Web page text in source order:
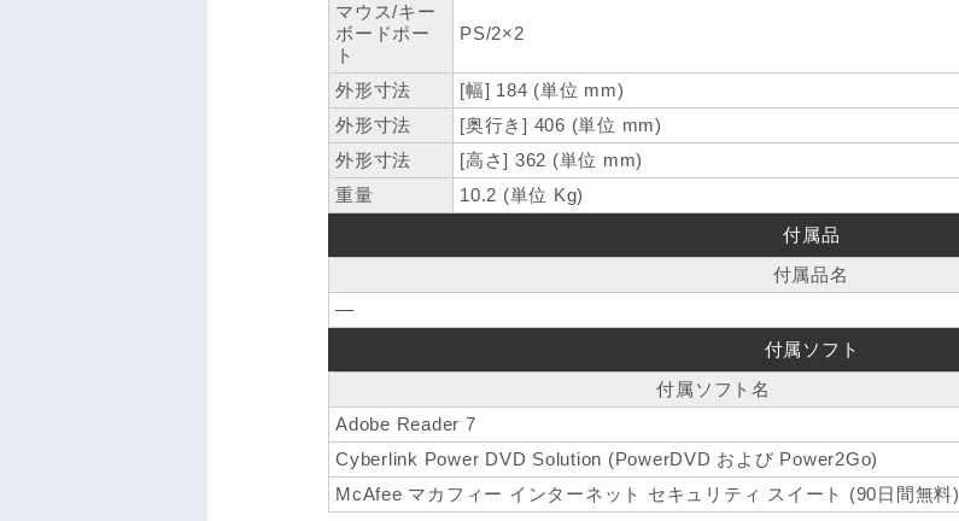
マウス/キー
ボードポー
ト
PS/2×2
外形寸法
[幅] 184 (単位 mm)
外形寸法
[奥行き] 406 (単位 mm)
外形寸法
[高さ] 362 (単位 mm)
重量
10.2 (単位 Kg)
付属品
付属品名
―
付属ソフト
付属ソフト名
Adobe Reader 7
Cyberlink Power DVD Solution (PowerDVD および Power2Go)
McAfee マカフィー インターネット セキュリティ スイート (90日間無料)